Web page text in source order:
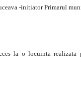
-initiator Primarul
la o locuinta realizata